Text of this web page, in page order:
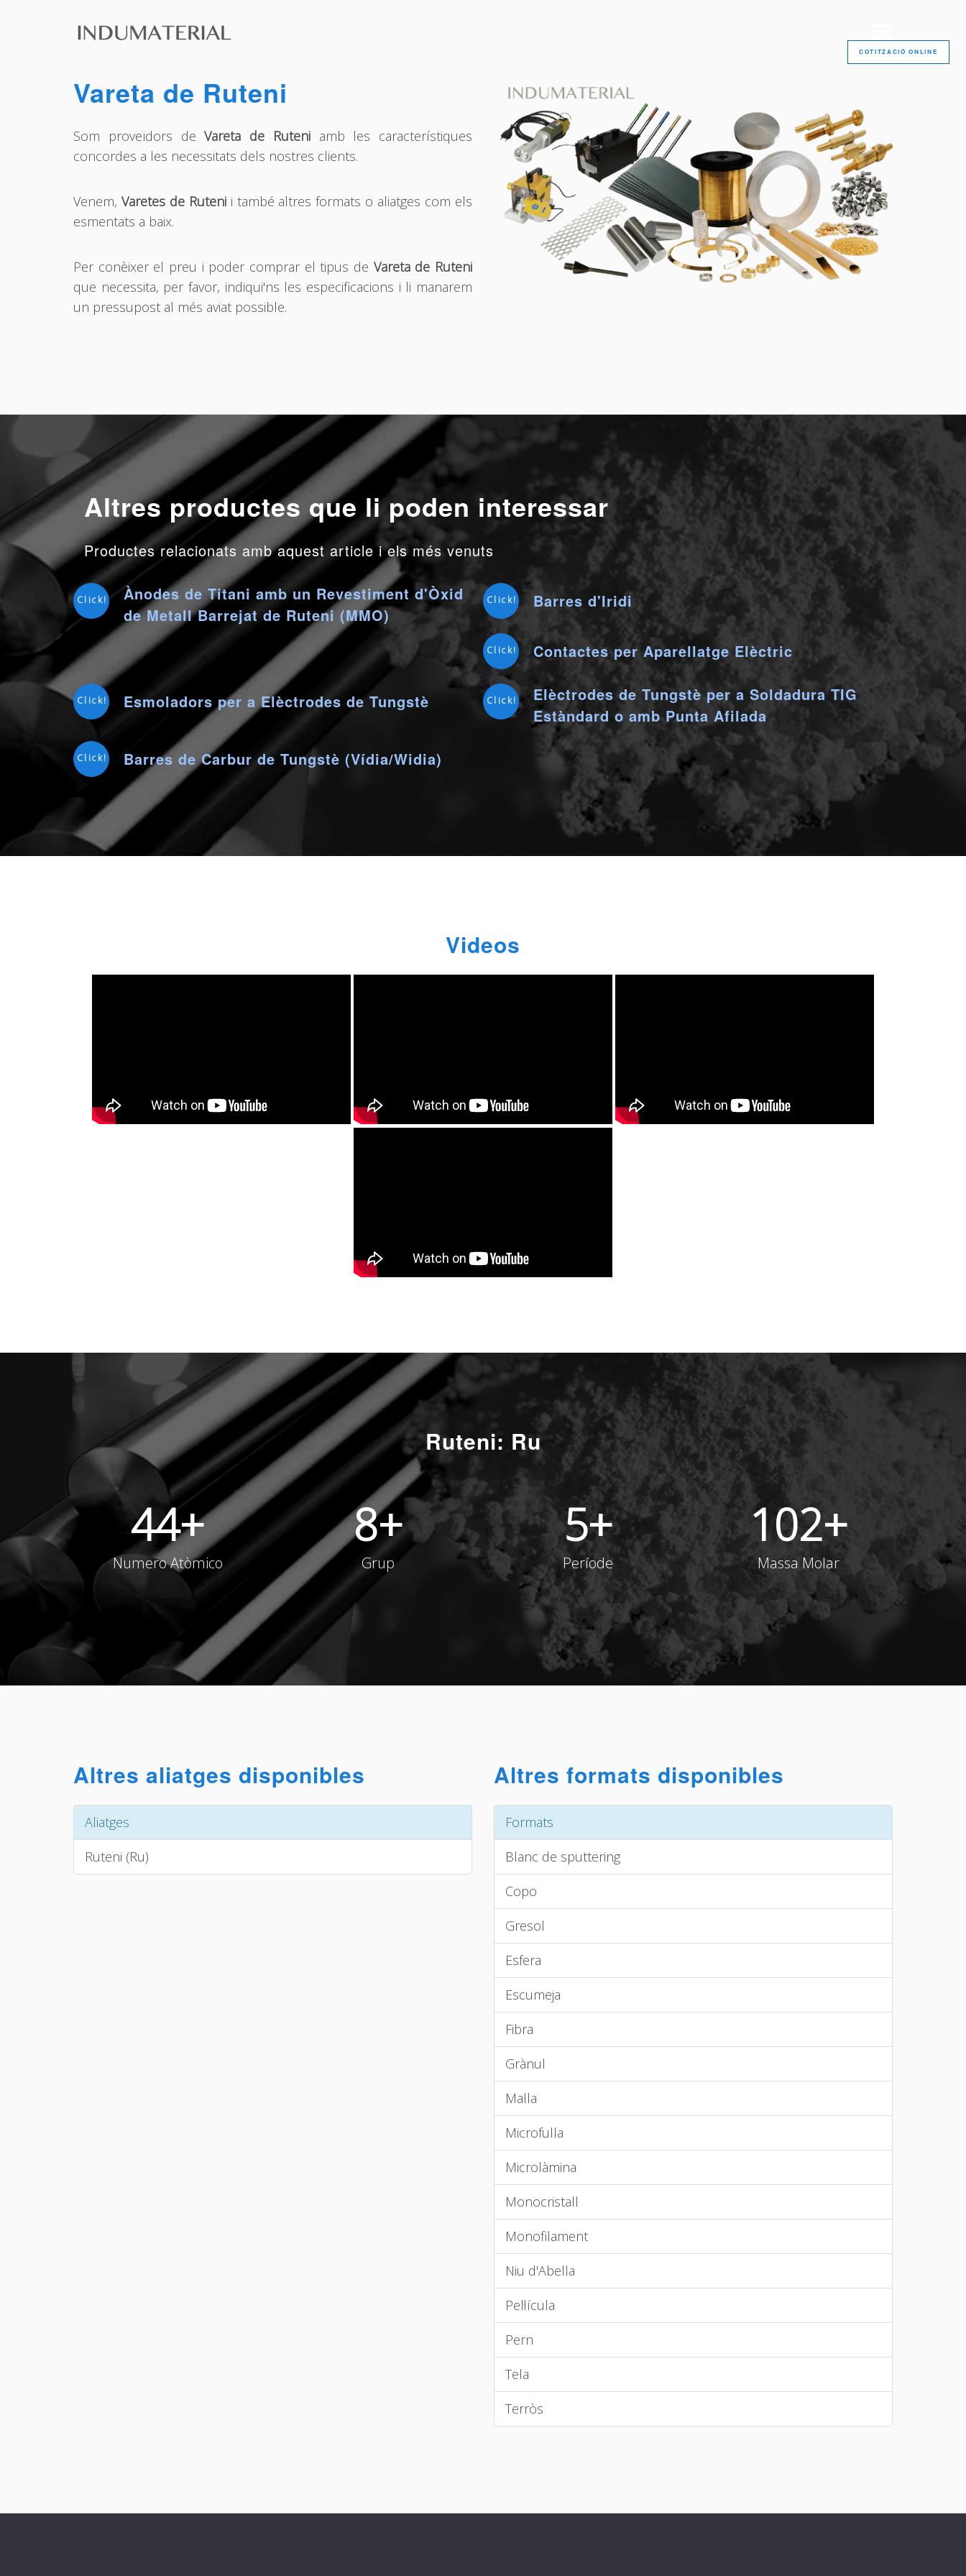
COTITZACIÓ ONLINE
Vareta de Ruteni
Som proveïdors deVareta de Ruteniamb les característiques
concordes a les necessitats dels nostres clients.
Venem, Varetes de Rutenii també altres formats o aliatges com els
esmentats a baix.
Per conèixer el preu i poder comprar el tipus de Vareta de Ruteni
que necessita, per favor, indiqui'ns les especificacions i li manarem
un pressupost al més aviat possible.
Altres productes que li poden interessar
Productes relacionats amb aquest article i els més venuts
Click!
Ànodes de Titani amb un Revestiment d'Òxid
de Metall Barrejat de Ruteni (MMO)
Click! Barres d'Iridi
Click! Contactes per Aparellatge Elèctric
Click! Esmoladors per a Elèctrodes de Tungstè Click!
Elèctrodes de Tungstè per a Soldadura TIG
Estàndard o amb Punta Afilada
Click! Barres de Carbur de Tungstè (Vídia/Widia)
Videos
Ruteni: Ru
44+
Numero Atòmico
8+
Grup
5+
Període
102+
Massa Molar
Altres aliatges disponibles
Aliatges
Ruteni (Ru)
Altres formats disponibles
Formats
Blanc de sputtering
Copo
Gresol
Esfera
Escumeja
Fibra
Grànul
Malla
Microfulla
Microlàmina
Monocristall
Monofilament
Niu d'Abella
Pel·lícula
Pern
Tela
Terròs